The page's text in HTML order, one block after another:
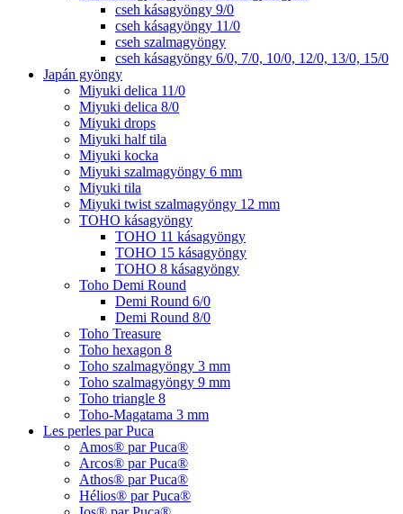
cseh kásagyöngy 9/0
cseh kásagyöngy 11/0
cseh szalmagyöngy
cseh kásagyöngy 6/0, 7/0, 10/0, 12/0, 13/0, 15/0
Japán gyöngy
Miyuki delica 11/0
Miyuki delica 8/0
Miyuki drops
Miyuki half tila
Miyuki kocka
Miyuki szalmagyöngy 6 mm
Miyuki tila
Miyuki twist szalmagyöngy 12 mm
TOHO kásagyöngy
TOHO 11 kásagyöngy
TOHO 15 kásagyöngy
TOHO 8 kásagyöngy
Toho Demi Round
Demi Round 6/0
Demi Round 8/0
Toho Treasure
Toho hexagon 8
Toho szalmagyöngy 3 mm
Toho szalmagyöngy 9 mm
Toho triangle 8
Toho-Magatama 3 mm
Les perles par Puca
Amos® par Puca®
Arcos® par Puca®
Athos® par Puca®
Hélios® par Puca®